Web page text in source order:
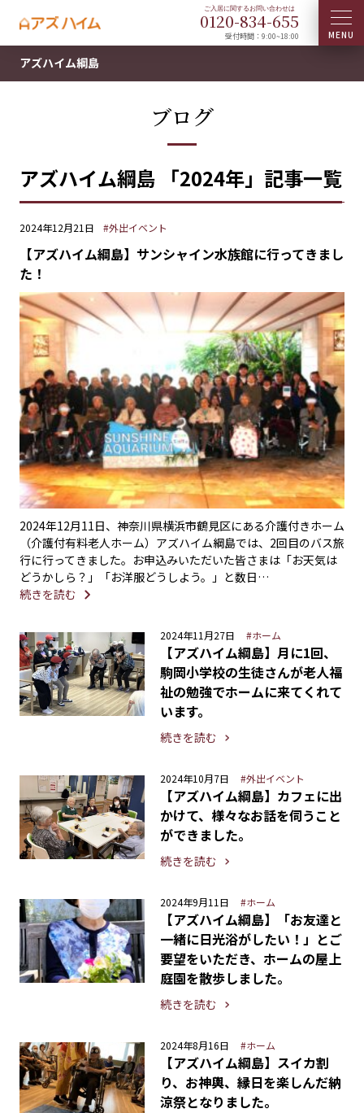
0120-834-655
受付時間：9:00~18:00
アズハイム綱島
ブログ
アズハイム綱島 「2024年」記事一覧
2024年12月21日 #外出イベント
【アズハイム綱島】サンシャイン水族館に行ってきまし
た！
2024年12月11日、神奈川県横浜市鶴見区にある介護付きホーム
（介護付有料老人ホーム）アズハイム綱島では、2回目のバス旅
行に行ってきました。お申込みいただいた皆さまは「お天気は
どうかしら？」「お洋服どうしよう。」と数日…
続きを読む
2024年11月27日 #ホーム
【アズハイム綱島】月に1回、
駒岡小学校の生徒さんが老人福
祉の勉強でホームに来てくれて
います。
続きを読む
2024年10月7日 #外出イベント
【アズハイム綱島】カフェに出
かけて、様々なお話を伺うこと
ができました。
続きを読む
2024年9月11日 #ホーム
【アズハイム綱島】「お友達と
一緒に日光浴がしたい！」とご
要望をいただき、ホームの屋上
庭園を散歩しました。
続きを読む
2024年8月16日 #ホーム
【アズハイム綱島】スイカ割
り、お神輿、縁日を楽しんだ納
涼祭となりました。